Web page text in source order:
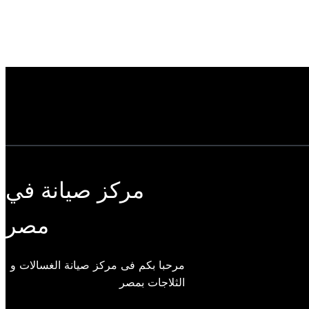
مركز صيانة في
مصر
مرحبا بكم فى مركز صيانة الغسالات و
الثلاجات بمصر